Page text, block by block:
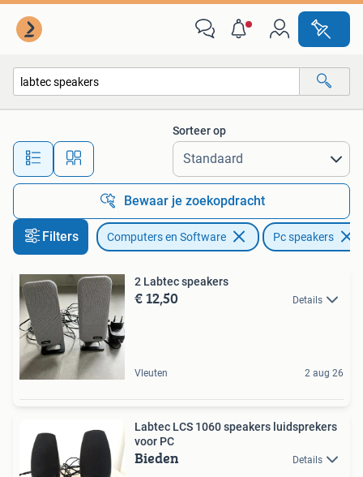
Alle afstanden…
Sorteer op
Bewaar je zoekopdracht
Filters Computers en Software Pc speakers
2 Labtec speakers
€ 12,50 Details
Vleuten 2 aug 26
Labtec LCS 1060 speakers luidsprekers
voor PC
Bieden Details